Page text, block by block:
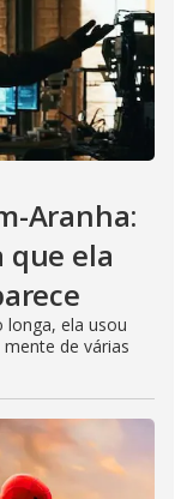
Aranha:
que ela
longa, ela usou
de várias